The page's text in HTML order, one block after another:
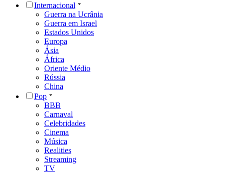
Internacional
Guerra na Ucrânia
Guerra em Israel
Estados Unidos
Europa
Ásia
África
Oriente Médio
Rússia
China
Pop
BBB
Carnaval
Celebridades
Cinema
Música
Realities
Streaming
TV